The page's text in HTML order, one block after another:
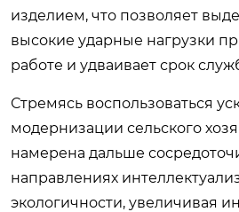
изделием, что позволяет
высокие ударные нагрузки
работе и удваивает срок
Стремясь воспользоваться
модернизации сельского
намерена дальше
направлениях
экологичности, увеличивая